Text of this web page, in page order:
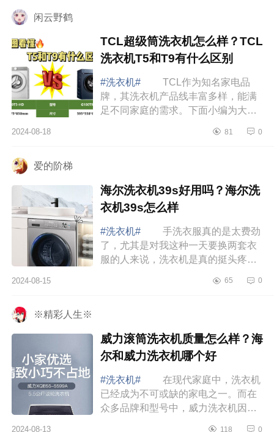
闲云野鹤
TCL超级筒洗衣机怎么样？TCL
洗衣机T5和T9有什么区别
#洗衣机#
TCL作为知名家电品
牌，其洗衣机产品线丰富多样，能满
足不同家庭的需求。下面小编为大家
TCL洗衣机T5和T9有什么区别
2024-08-18 81 0
爱的阶梯
海尔洗衣机39s好用吗？海尔洗
衣机39s怎么样
#洗衣机#
手洗衣服真的是太费劲
了，尤其是对我这种一天要换两套衣
服的人来说，洗衣机是真的挺头疼，
很热，一到中午的时候就很容易出
2024-08-15 65 0
※精彩人生※
威力滚筒洗衣机质量怎么样？海
尔和威力洗衣机哪个好
#洗衣机#
在现代家庭中，洗衣机
已经成为不可或缺的家电之一。而在
众多品牌和型号中，威力洗衣机因其
2024-08-13 118 0